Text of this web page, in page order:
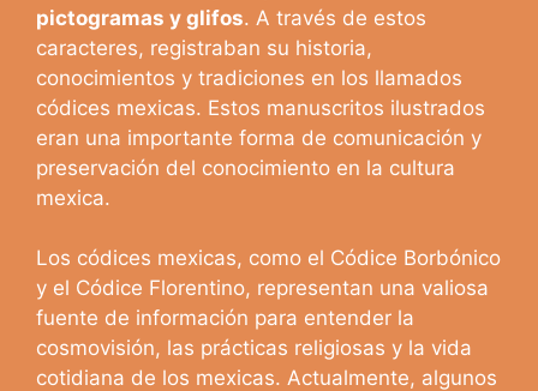
pictogramas y glifos. A través de estos
caracteres, registraban su historia,
conocimientos y tradiciones en los llamados
códices mexicas. Estos manuscritos ilustrados
eran una importante forma de comunicación y
preservación del conocimiento en la cultura
mexica.
Los códices mexicas, como el Códice Borbónico
y el Códice Florentino, representan una valiosa
fuente de información para entender la
cosmovisión, las prácticas religiosas y la vida
cotidiana de los mexicas. Actualmente, algunos